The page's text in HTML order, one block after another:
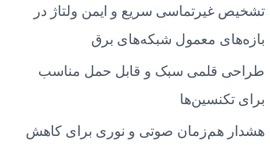
تشخیص غیرتماسی سریع و ایمن ولتاژ در
بازه‌های معمول شبکه‌های برق
طراحی قلمی سبک و قابل حمل مناسب
برای تکنسین‌ها
هشدار هم‌زمان صوتی و نوری برای کاهش